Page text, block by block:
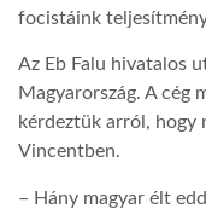
focistáink
Az Eb Falu hivatalos
Magyarország. A cég
kérdeztük arról, hogy
Vincentben.
– Hány magyar élt